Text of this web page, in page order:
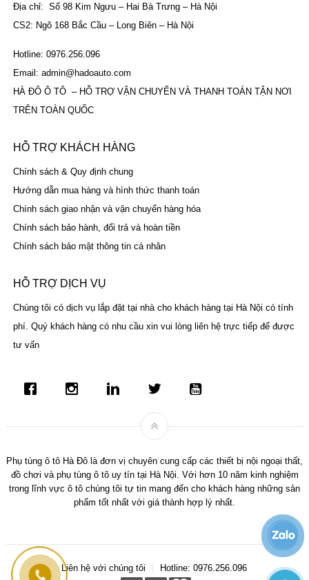
Địa chỉ: Số 98 Kim Ngưu – Hai Bà Trưng – Hà Nội
CS2: Ngõ 168 Bắc Cầu – Long Biên – Hà Nội
Hotline: 0976.256.096
Email: admin@hadoauto.com
HÀ ĐÔ Ô TÔ – HỖ TRỢ VẬN CHUYỂN VÀ THANH TOÁN TẬN NƠI
TRÊN TOÀN QUỐC
HỖ TRỢ KHÁCH HÀNG
Chính sách & Quy định chung
Hướng dẫn mua hàng và hình thức thanh toán
Chính sách giao nhận và vận chuyển hàng hóa
Chính sách bảo hành, đổi trả và hoàn tiền
Chính sách bảo mật thông tin cá nhân
HỖ TRỢ DỊCH VỤ
Chúng tôi có dịch vụ lắp đặt tại nhà cho khách hàng tại Hà Nội có tính
phí. Quý khách hàng có nhu cầu xin vui lòng liên hệ trực tiếp để được
tư vấn
Phụ tùng ô tô Hà Đô là đơn vị chuyên cung cấp các thiết bị nội ngoại thất,
đồ chơi và phụ tùng ô tô uy tín tại Hà Nội. Với hơn 10 năm kinh nghiệm
trong lĩnh vực ô tô chúng tôi tự tin mang đến cho khách hàng những sản
phẩm tốt nhất với giá thành hợp lý nhất.
Liên hệ với chúng tôi Hotline: 0976.256.096